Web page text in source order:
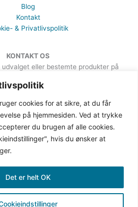
cookies for at sikre, at du får
på hjemmesiden. Ved at trykke
du brugen af alle cookies.
hvis du ønsker at
Det er helt OK
Blog
Kontakt
& Privatlivspolitik
KONTAKT OS
udvalget eller bestemte produkter på
formularen på Kontakt-siden.